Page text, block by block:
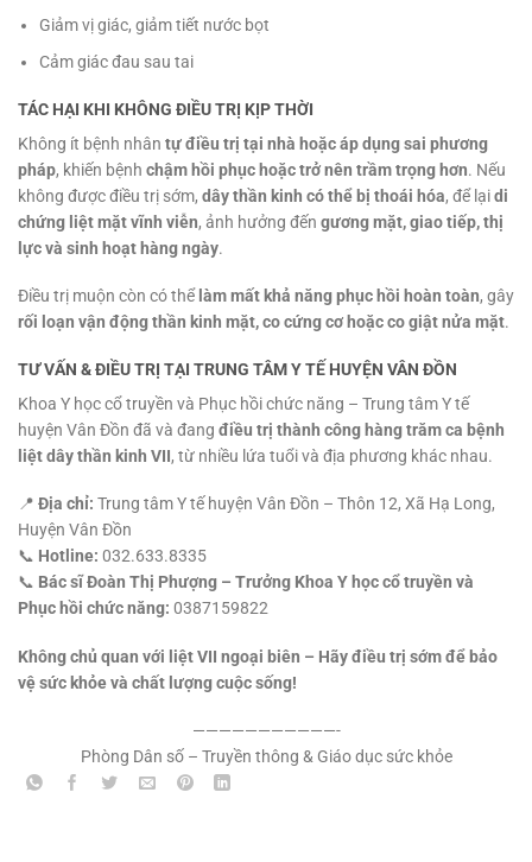
Giảm vị giác, giảm tiết nước bọt
Cảm giác đau sau tai
TÁC HẠI KHI KHÔNG ĐIỀU TRỊ KỊP THỜI
Không ít bệnh nhân tự điều trị tại nhà hoặc áp dụng sai phương
pháp, khiến bệnh chậm hồi phục hoặc trở nên trầm trọng hơn. Nếu
không được điều trị sớm, dây thần kinh có thể bị thoái hóa, để lạidi
chứng liệt mặt vĩnh viễn, ảnh hưởng đến gương mặt, giao tiếp, thị
lực và sinh hoạt hàng ngày.
Điều trị muộn còn có thể làm mất khả năng phục hồi hoàn toàn, gây
rối loạn vận động thần kinh mặt, co cứng cơ hoặc co giật nửa mặt.
TƯ VẤN & ĐIỀU TRỊ TẠI TRUNG TÂM Y TẾ HUYỆN VÂN ĐỒN
Khoa Y học cổ truyền và Phục hồi chức năng – Trung tâm Y tế
huyện Vân Đồn đã và đang điều trị thành công hàng trăm ca bệnh
liệt dây thần kinh VII, từ nhiều lứa tuổi và địa phương khác nhau.
📍 Địa chỉ: Trung tâm Y tế huyện Vân Đồn – Thôn 12, Xã Hạ Long,
Huyện Vân Đồn
📞 Hotline: 032.633.8335
📞 Bác sĩ Đoàn Thị Phượng – Trưởng Khoa Y học cổ truyền và
Phục hồi chức năng: 0387159822
Không chủ quan với liệt VII ngoại biên – Hãy điều trị sớm để bảo
vệ sức khỏe và chất lượng cuộc sống!
———————————-
Phòng Dân số – Truyền thông & Giáo dục sức khỏe